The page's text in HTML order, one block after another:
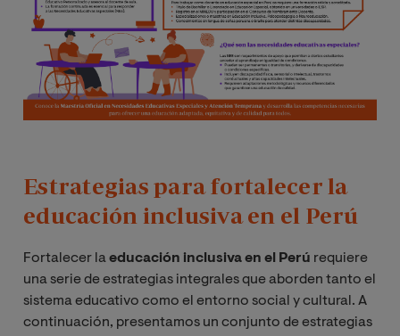
Estrategias para fortalecer la
educación inclusiva en el Perú
Fortalecer laeducación inclusiva en el Perú requiere
una serie de estrategias integrales que aborden tanto el
sistema educativo como el entorno social y cultural. A
continuación, presentamos un conjunto de estrategias